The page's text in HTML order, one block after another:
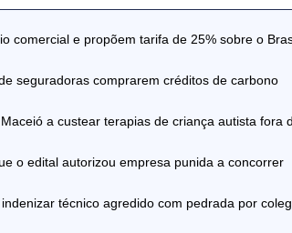
comercial e propõem tarifa de 25% sobre o
seguradoras comprarem créditos de carbono
a custear terapias de criança autista fora
o edital autorizou empresa punida a concorrer
técnico agredido com pedrada por